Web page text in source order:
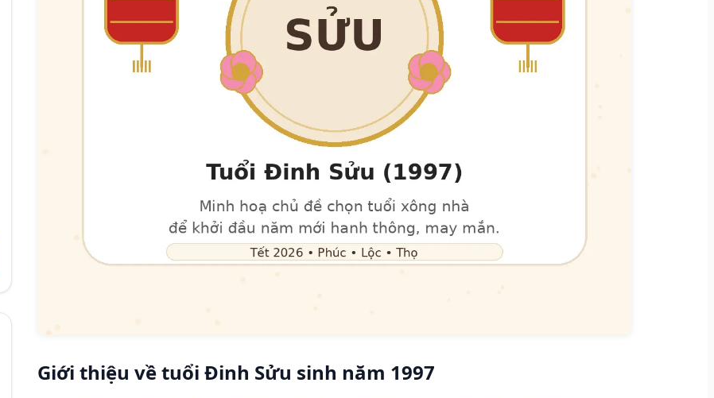
Giới thiệu về tuổi Đinh Sửu sinh năm 1997